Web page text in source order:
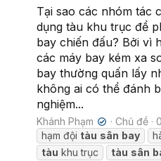
Tại sao các nhóm tác
dụng tàu khu trục để
bay chiến đấu? Bởi vì
các máy bay kém xa
bay thường quấn lấy
không ai có thể đánh
nghiệm...
Khánh Phạm ✔ Chủ đề
hạm đội tàu sân bay
tàu khu trục tàu sân